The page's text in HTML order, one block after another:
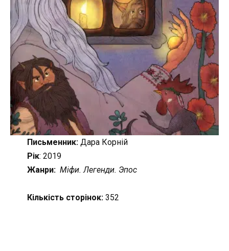
Письменник:Дара Корній
Рік: 2019
Жанри: Міфи. Легенди. Эпос
Кількість сторінок:352